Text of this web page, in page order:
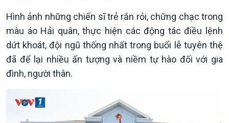
Hình ảnh những chiến sĩ trẻ rắn rỏi, chững chạc trong
màu áo Hải quân, thực hiện các động tác điều lệnh
dứt khoát, đội ngũ thống nhất trong buổi lễ tuyên thệ
đã để lại nhiều ấn tượng và niềm tự hào đối với gia
đình, người thân.